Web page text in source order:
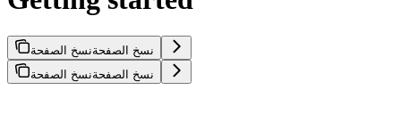
نسخ الصفحةنسخ الصفحة
نسخ الصفحةنسخ الصفحة